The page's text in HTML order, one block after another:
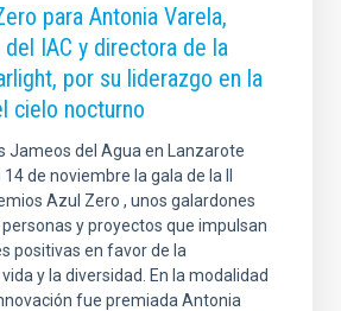
para Antonia Varela,
IAC y directora de la
por su liderazgo en la
cielo nocturno
Jameos del Agua en Lanzarote
de noviembre la gala de la II
Azul Zero , unos galardones
y proyectos que impulsan
positivas en favor de la
y la diversidad. En la modalidad
fue premiada Antonia